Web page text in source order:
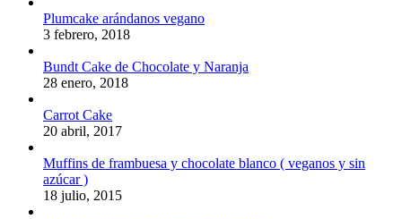
Plumcake arándanos vegano
3 febrero, 2018
Bundt Cake de Chocolate y Naranja
28 enero, 2018
Carrot Cake
20 abril, 2017
Muffins de frambuesa y chocolate blanco ( veganos y sin
azúcar )
18 julio, 2015